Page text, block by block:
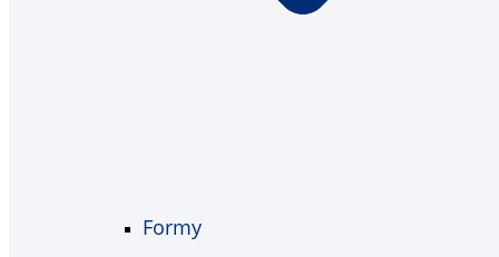
Formy